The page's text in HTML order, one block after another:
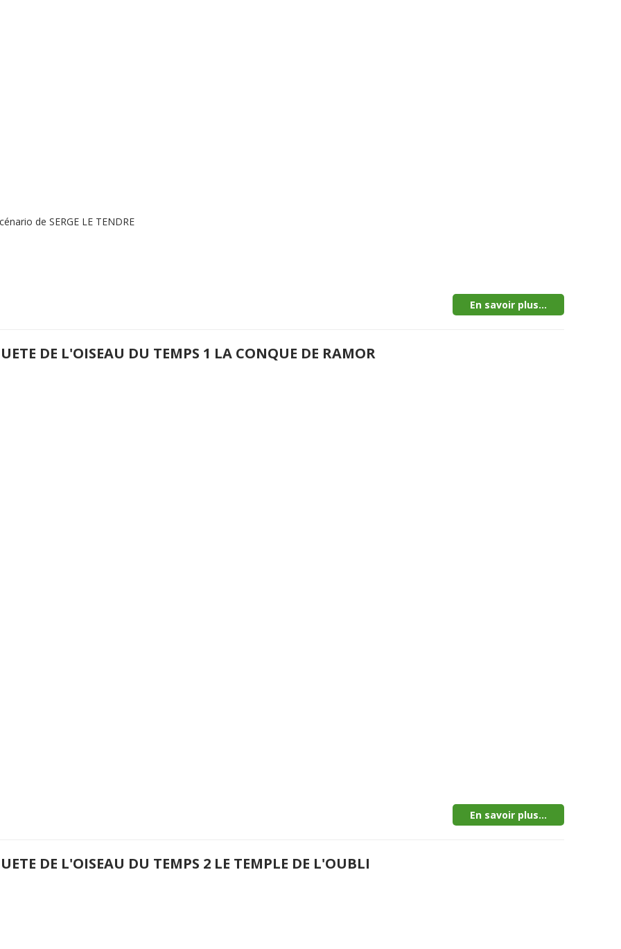
de SERGE LE TENDRE
En savoir plus...
DE L'OISEAU DU TEMPS 1 LA CONQUE DE RAMOR
En savoir plus...
DE L'OISEAU DU TEMPS 2 LE TEMPLE DE L'OUBLI